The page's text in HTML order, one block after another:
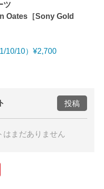
ツ
Oates［Sony Gold
10/10）¥2,700
投稿
はまだありません